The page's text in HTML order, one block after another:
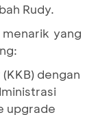
Rudy.
yang
dengan
upgrade